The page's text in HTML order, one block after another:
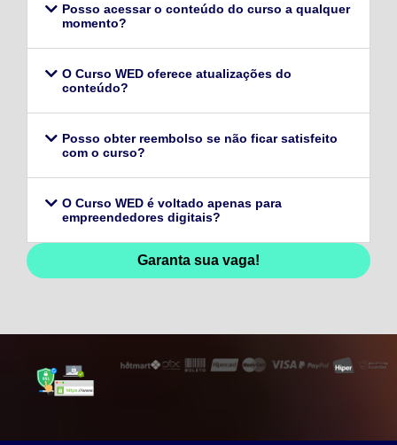
Posso acessar o conteúdo do curso a qualquer
momento?
O Curso WED oferece atualizações do
conteúdo?
Posso obter reembolso se não ficar satisfeito
com o curso?
O Curso WED é voltado apenas para
empreendedores digitais?
Garanta sua vaga!